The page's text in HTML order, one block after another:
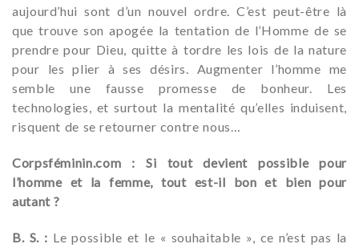
aujourd’hui sont d’un nouvel ordre. C’est peut-être là
que trouve son apogée la tentation de l’Homme de se
prendre pour Dieu, quitte à tordre les lois de la nature
pour les plier à ses désirs. Augmenter l’homme me
semble une fausse promesse de bonheur. Les
technologies, et surtout la mentalité qu’elles induisent,
risquent de se retourner contre nous…
Corpsféminin.com : Si tout devient possible pour
l’homme et la femme, tout est-il bon et bien pour
autant ?
B. S. : Le possible et le « souhaitable », ce n’est pas la